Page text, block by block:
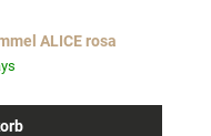
ALICE rosa